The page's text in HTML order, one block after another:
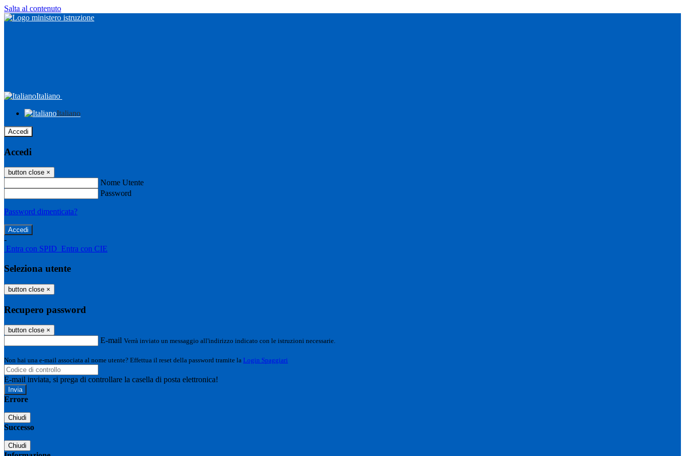
Salta al contenuto
Italiano
Italiano
Accedi
Accedi
button close ×
Nome Utente
Password
Password dimenticata?
-
Entra con SPID Entra con CIE
Seleziona utente
button close ×
Recupero password
button close ×
E-mail Verrà inviato un messaggio all'indirizzo indicato con le istruzioni necessarie.
Non hai una e-mail associata al nome utente? Effettua il reset della password tramite la Login Spaggiari
E-mail inviata, si prega di controllare la casella di posta elettronica!
Errore
Chiudi
Successo
Chiudi